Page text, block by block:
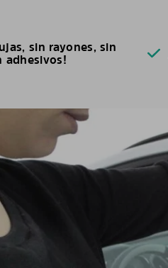
sin rayones, sin
adhesivos!